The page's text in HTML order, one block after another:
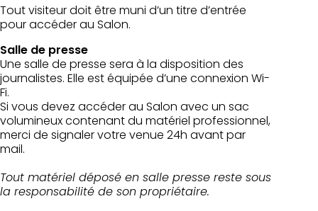
Tout visiteur doit être muni d’un titre d’entrée
pour accéder au Salon.
Salle de presse
Une salle de presse sera à la disposition des
journalistes. Elle est équipée d’une connexion Wi-
Fi.
Si vous devez accéder au Salon avec un sac
volumineux contenant du matériel professionnel,
merci de signaler votre venue 24h avant par
mail.
Tout matériel déposé en salle presse reste sous
la responsabilité de son propriétaire.